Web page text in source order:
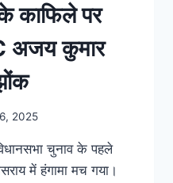
काफिले पर
अजय कुमार
2025
चुनाव के पहले
में हंगामा मच गया।